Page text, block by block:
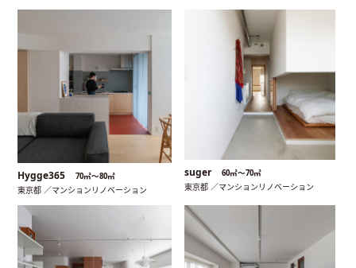
Hygge365 70㎡〜80㎡
東京都 ／マンションリノベーション
suger 60㎡〜70㎡
東京都 ／マンションリノベーション